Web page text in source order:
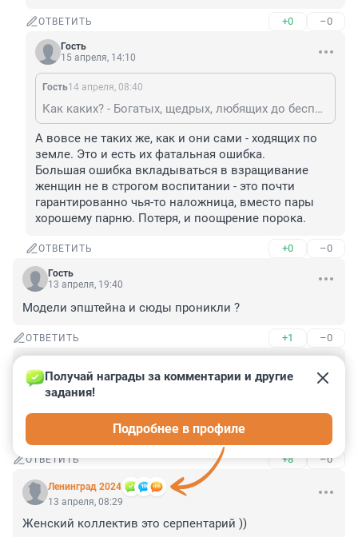
ОТВЕТИТЬ +0 –0
Гость
15 апреля, 14:10
Гость14 апреля, 08:40
Как каких? - Богатых, щедрых, любящих до беспамятства, обеспечивающих, заваливающих родарками - шубами, машиными, квартирами, виллами на Канарах, неревгивыми, всё разрешающими, носящими ветвистые роша и тд. И т.п.
А вовсе не таких же, как и они сами - ходящих по
земле. Это и есть их фатальная ошибка.
Большая ошибка вкладываться в взращивание
женщин не в строгом воспитании - это почти
гарантированно чья-то наложница, вместо пары
хорошему парню. Потеря, и поощрение порока.
ОТВЕТИТЬ +0 –0
Гость
13 апреля, 19:40
Модели эпштейна и сюды проникли ?
ОТВЕТИТЬ +1 –0
13 апреля, 10:42
Ах, эти непридуманные истории,
проиллюстрированные фальшивыми картинками от
ОТВЕТИТЬ +8 –0
Ленинград 2024
Получай награды за комментарии и другие
задания!
Подробнее в профиле
13 апреля, 08:29
Женский коллектив это серпентарий ))